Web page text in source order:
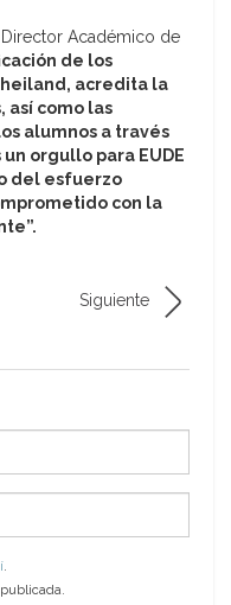
Director Académico de
de los
acredita la
así como las
alumnos a través
orgullo para EUDE
del esfuerzo
con la
Siguiente
.